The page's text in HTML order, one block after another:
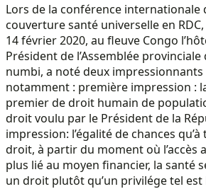
Lors de la conférence internationale
couverture santé universelle en
14 février 2020, au fleuve Congo
Président de l’Assemblée
numbi, a noté deux
notamment : première impression :
premier de droit humain de
droit voulu par le Président de la
impression: l’égalité de chances qu’à
droit, à partir du moment où l’accès
plus lié au moyen financier, la santé
un droit plutôt qu’un privilége tel est